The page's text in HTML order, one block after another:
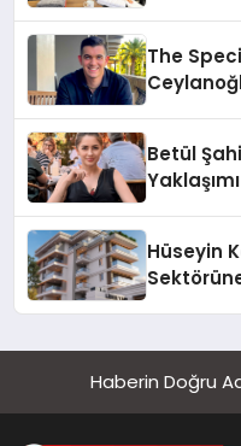
The
Betül
Yaklaşımı
Hüseyin
Haberin Doğru